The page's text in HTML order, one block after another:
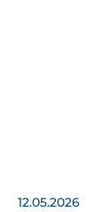
12.05.2026